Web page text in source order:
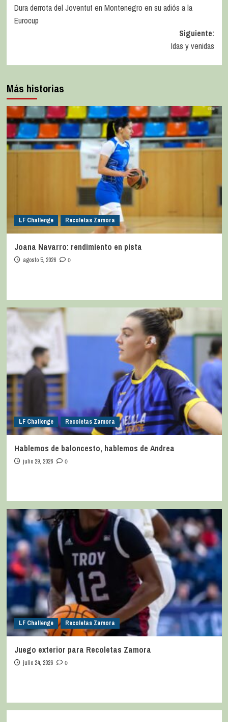
Dura derrota del Joventut en Montenegro en su adiós a la
Eurocup
Siguiente:
Idas y venidas
Más historias
LF Challenge Recoletas Zamora
Joana Navarro: rendimiento en pista
agosto 5, 2026 0
LF Challenge Recoletas Zamora
Hablemos de baloncesto, hablemos de Andrea
julio 29, 2026 0
LF Challenge Recoletas Zamora
Juego exterior para Recoletas Zamora
julio 24, 2026 0